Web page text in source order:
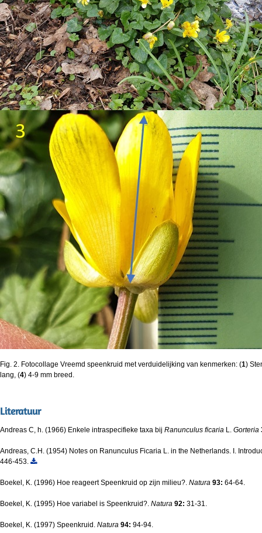
Fig. 2. Fotocollage Vreemd speenkruid met verduidelijking van kenmerken: (1)
lang, (4) 4-9 mm breed.
Literatuur
Andreas C, h. (1966) Enkele intraspecifieke taxa bij Ranunculus ficaria L. Gorteria
Andreas, C.H. (1954) Notes on Ranunculus Ficaria L. in the Netherlands. I.
446-453.
Boekel, K. (1996) Hoe reageert Speenkruid op zijn milieu?. Natura 93: 64-64.
Boekel, K. (1995) Hoe variabel is Speenkruid?. Natura 92: 31-31.
Boekel, K. (1997) Speenkruid. Natura 94: 94-94.